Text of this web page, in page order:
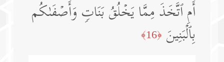
أَمِ ٱتَّخَذَ مِمَّا یَخۡلُقُ بَنَاتࣲ وَأَصۡفَىٰكُم
بِٱلۡبَنِینَ ﴿16﴾